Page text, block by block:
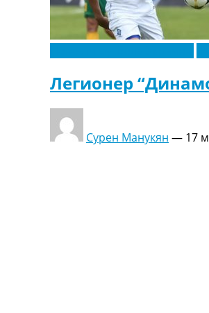
Легионер
Сурен Манукян — 17